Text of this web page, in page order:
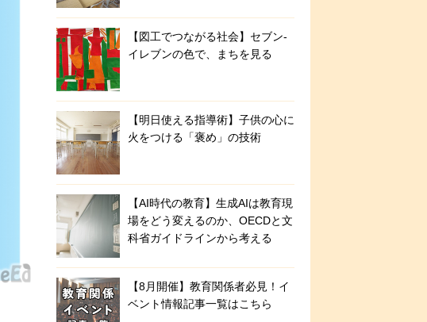
【図工でつながる社会】セブン‐
イレブンの色で、まちを見る
【明日使える指導術】子供の心に
火をつける「褒め」の技術
【AI時代の教育】生成AIは教育現
場をどう変えるのか、OECDと文
科省ガイドラインから考える
【8月開催】教育関係者必見！イ
ベント情報記事一覧はこちら